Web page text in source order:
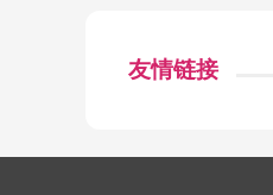
友情链接